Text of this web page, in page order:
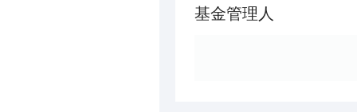
基金管理人